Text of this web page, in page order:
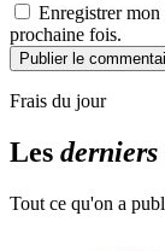
Enregistrer mon
prochaine fois.
Publier le
Frais du jour
Les derniers
Tout ce qu'on a